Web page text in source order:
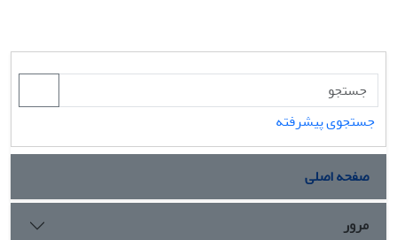
جستجوی پیشرفته
صفحه اصلی
مرور